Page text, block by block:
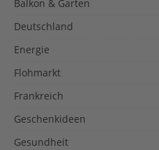
Balkon & Garten
Deutschland
Energie
Flohmarkt
Frankreich
Geschenkideen
Gesundheit